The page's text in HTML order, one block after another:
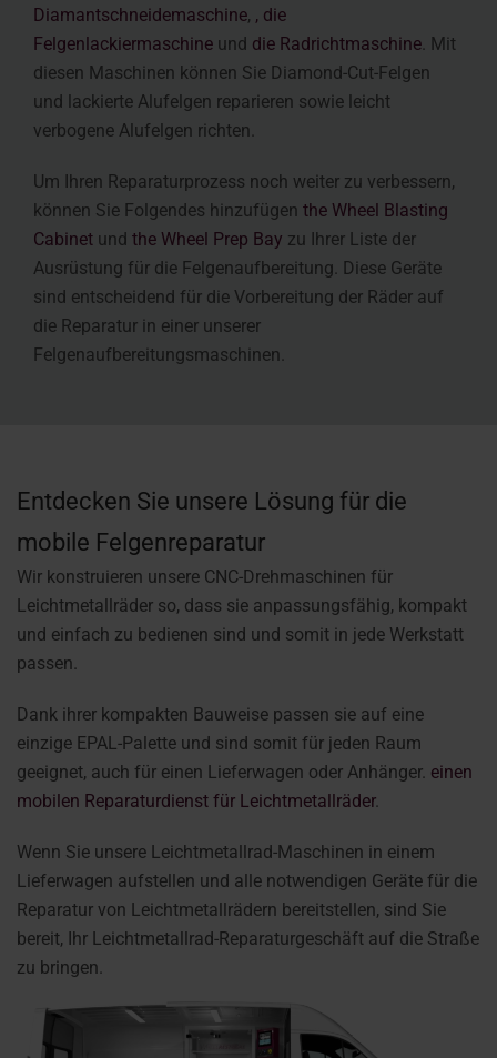
Diamantschneidemaschine, , die
Felgenlackiermaschine und die Radrichtmaschine. Mit
diesen Maschinen können Sie Diamond-Cut-Felgen
und lackierte Alufelgen reparieren sowie leicht
verbogene Alufelgen richten.
Um Ihren Reparaturprozess noch weiter zu verbessern,
können Sie Folgendes hinzufügen the Wheel Blasting
Cabinet und the Wheel Prep Bay zu Ihrer Liste der
Ausrüstung für die Felgenaufbereitung. Diese Geräte
sind entscheidend für die Vorbereitung der Räder auf
die Reparatur in einer unserer
Felgenaufbereitungsmaschinen.
Entdecken Sie unsere Lösung für die
mobile Felgenreparatur
Wir konstruieren unsere CNC-Drehmaschinen für
Leichtmetallräder so, dass sie anpassungsfähig, kompakt
und einfach zu bedienen sind und somit in jede Werkstatt
passen.
Dank ihrer kompakten Bauweise passen sie auf eine
einzige EPAL-Palette und sind somit für jeden Raum
geeignet, auch für einen Lieferwagen oder Anhänger. einen
mobilen Reparaturdienst für Leichtmetallräder.
Wenn Sie unsere Leichtmetallrad-Maschinen in einem
Lieferwagen aufstellen und alle notwendigen Geräte für die
Reparatur von Leichtmetallrädern bereitstellen, sind Sie
bereit, Ihr Leichtmetallrad-Reparaturgeschäft auf die Straße
zu bringen.